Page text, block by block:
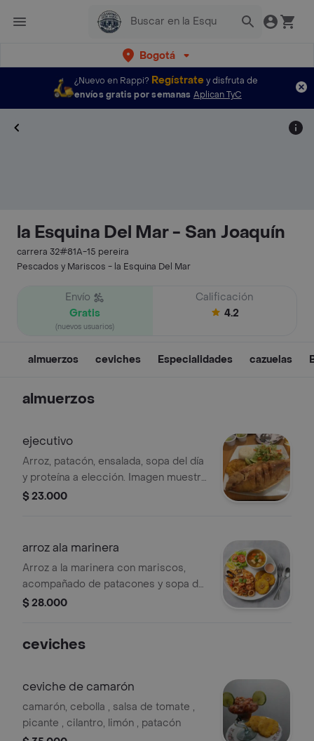
Bogotá
¿Nuevo en Rappi? Regístratey disfruta de
envíos gratis por semanas Aplican TyC
la Esquina Del Mar - San Joaquín
carrera 32#81A-15 pereira
Pescados y Mariscos - la Esquina Del Mar
Envío
Gratis
(nuevos usuarios)
Calificación
4.2
almuerzos ceviches Especialidades cazuelas
almuerzos
ejecutivo
Arroz, patacón, ensalada, sopa del día
y proteína a elección. Imagen muestra
pescado frito.
$ 23.000
arroz ala marinera
Arroz a la marinera con mariscos,
acompañado de patacones y sopa del
día.
$ 28.000
ceviches
ceviche de camarón
camarón, cebolla , salsa de tomate ,
picante , cilantro, limón , patacón